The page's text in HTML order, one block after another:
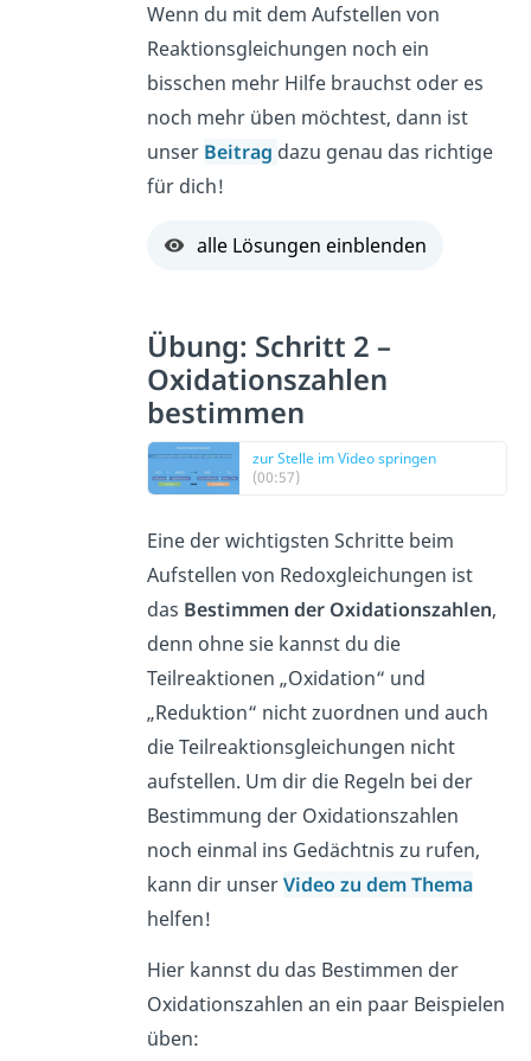
Wenn du mit dem Aufstellen von
Reaktionsgleichungen noch ein
bisschen mehr Hilfe brauchst oder es
noch mehr üben möchtest, dann ist
unser Beitrag dazu genau das richtige
für dich!
alle Lösungen einblenden
Übung: Schritt 2 –
Oxidationszahlen
bestimmen
zur Stelle im Video springen
(00:57)
Eine der wichtigsten Schritte beim
Aufstellen von Redoxgleichungen ist
das Bestimmen der Oxidationszahlen,
denn ohne sie kannst du die
Teilreaktionen „Oxidation“ und
„Reduktion“ nicht zuordnen und auch
die Teilreaktionsgleichungen nicht
aufstellen. Um dir die Regeln bei der
Bestimmung der Oxidationszahlen
noch einmal ins Gedächtnis zu rufen,
kann dir unserVideo zu dem Thema
helfen!
Hier kannst du das Bestimmen der
Oxidationszahlen an ein paar Beispielen
üben: